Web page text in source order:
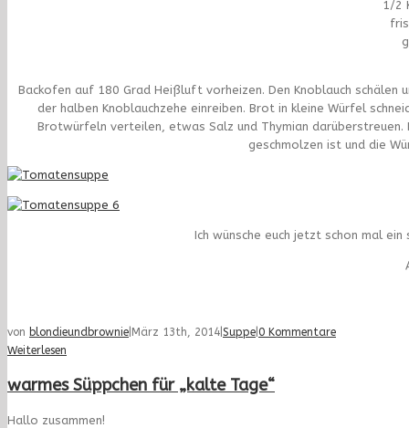
1/2
Backofen auf 180 Grad Heißluft vorheizen. Den Knoblauch schälen
der halben Knoblauchzehe einreiben. Brot in kleine Würfel
Brotwürfeln verteilen, etwas Salz und Thymian
geschmolzen ist und die
Ich wünsche euch jetzt schon mal
von blondieundbrownie März 13th, 2014 Suppe 0 Kommentare
Weiterlesen
warmes Süppchen für „kalte Tage“
Hallo zusammen!